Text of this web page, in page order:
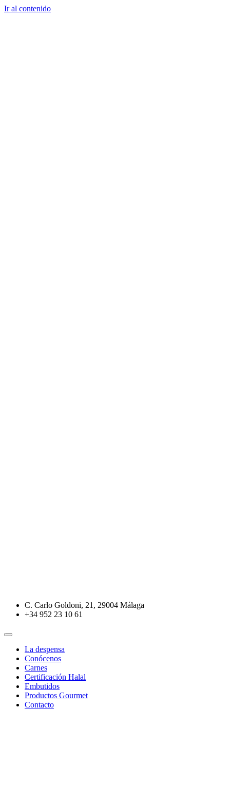
Ir al contenido
C. Carlo Goldoni, 21, 29004 Málaga
+34 952 23 10 61
La despensa
Conócenos
Carnes
Certificación Halal
Embutidos
Productos Gourmet
Contacto